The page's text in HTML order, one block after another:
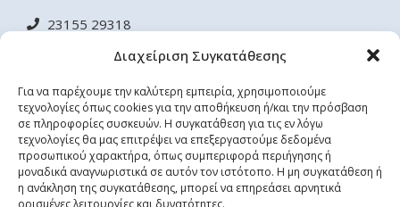
Διαχείριση Συγκατάθεσης
Για να παρέχουμε την καλύτερη εμπειρία, χρησιμοποιούμε
τεχνολογίες όπως cookies για την αποθήκευση ή/και την πρόσβαση
σε πληροφορίες συσκευών. Η συγκατάθεση για τις εν λόγω
τεχνολογίες θα μας επιτρέψει να επεξεργαστούμε δεδομένα
προσωπικού χαρακτήρα, όπως συμπεριφορά περιήγησης ή
μοναδικά αναγνωριστικά σε αυτόν τον ιστότοπο. Η μη συγκατάθεση ή
η ανάκληση της συγκατάθεσης, μπορεί να επηρεάσει αρνητικά
ορισμένες λειτουργίες και δυνατότητες.
23155 29318
proelectricsystem@gmail.com
info@proelectric.gr
ΠΡΟΪΟΝΤΑ
Κλιματισμός
Θέρμανση